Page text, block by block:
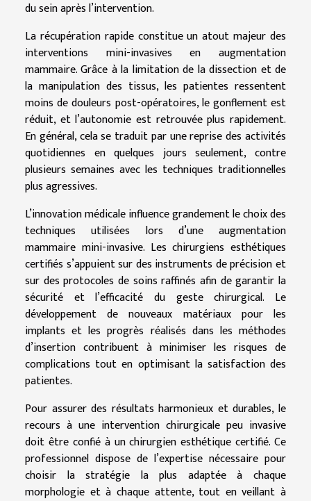
du sein après l’intervention.
La récupération rapide constitue un atout majeur des
interventions mini-invasives en augmentation
mammaire. Grâce à la limitation de la dissection et de
la manipulation des tissus, les patientes ressentent
moins de douleurs post-opératoires, le gonflement est
réduit, et l’autonomie est retrouvée plus rapidement.
En général, cela se traduit par une reprise des activités
quotidiennes en quelques jours seulement, contre
plusieurs semaines avec les techniques traditionnelles
plus agressives.
L’innovation médicale influence grandement le choix des
techniques utilisées lors d’une augmentation
mammaire mini-invasive. Les chirurgiens esthétiques
certifiés s’appuient sur des instruments de précision et
sur des protocoles de soins raffinés afin de garantir la
sécurité et l’efficacité du geste chirurgical. Le
développement de nouveaux matériaux pour les
implants et les progrès réalisés dans les méthodes
d’insertion contribuent à minimiser les risques de
complications tout en optimisant la satisfaction des
patientes.
Pour assurer des résultats harmonieux et durables, le
recours à une intervention chirurgicale peu invasive
doit être confié à un chirurgien esthétique certifié. Ce
professionnel dispose de l’expertise nécessaire pour
choisir la stratégie la plus adaptée à chaque
morphologie et à chaque attente, tout en veillant à